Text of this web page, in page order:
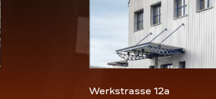
Werkstrasse 12a